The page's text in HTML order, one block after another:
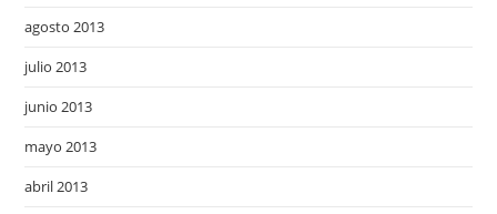
agosto 2013
julio 2013
junio 2013
mayo 2013
abril 2013